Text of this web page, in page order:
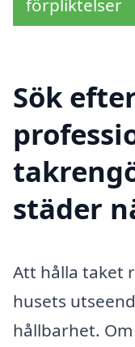
förpliktelser
Sök
städer
Att hålla taket
husets
hållbarhet.